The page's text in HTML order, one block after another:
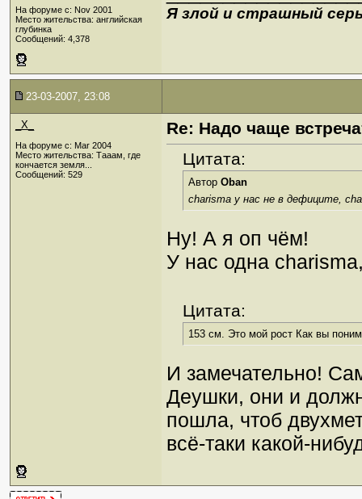
На форуме с: Nov 2001
Место жительства: английская
глубинка
Сообщений: 4,378
Я злой и страшный
23-03-2007, 23:08
_X_
На форуме с: Mar 2004
Место жительства: Тааам, где
кончается земля...
Сообщений: 529
Re: Надо чаще
Цитата:
Автор Oban
charisma у нас не в дефиците,
Ну! А я оп чём!
У нас одна
Цитата:
153 см. Это мой рост Как вы
И замечательно!
Деушки, они и
пошла, чтоб
всё-таки какой-